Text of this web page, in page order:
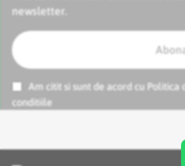
newsletter.
Am citit si sunt de acord cu Politica
conditiile